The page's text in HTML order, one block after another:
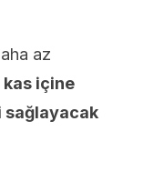
az
içine
sağlayacak